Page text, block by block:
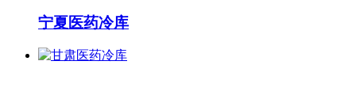
宁夏医药冷库